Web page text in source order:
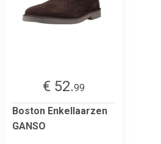
€ 52.99
Boston Enkellaarzen
GANSO